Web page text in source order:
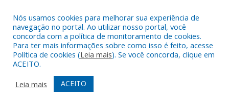
Todos os direitos reservados a Câmara Municipal de
Jacareacanga.
Mapa do Site
Acessar Área Administrativa
Acessar Webmail
Nós usamos cookies para melhorar sua experiência de
navegação no portal. Ao utilizar nosso portal, você
concorda com a política de monitoramento de cookies.
Para ter mais informações sobre como isso é feito, acesse
Política de cookies (Leia mais). Se você concorda, clique em
ACEITO.
Leia mais
ACEITO